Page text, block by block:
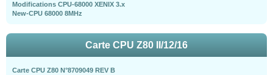
Modifications CPU-68000 XENIX 3.x
New-CPU 68000 8MHz
Carte CPU Z80 II/12/16
Carte CPU Z80 N°8709049 REV B